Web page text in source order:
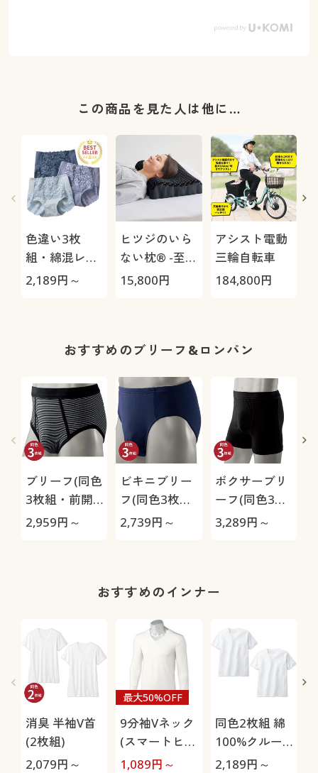
この商品を見た人は他に…
色違い3枚
組・綿混レー
シィショーツ
2,189円～
ヒツジのいら
ない枕® -至
極-
15,800円
アシスト電動
三輪自転車
184,800円
おすすめのブリーフ&ロンパン
ブリーフ(同色
3枚組・前開
き)(抗菌防臭)
2,959円～
ビキニブリー
フ(同色3枚
組・前とじ)
2,739円～
ボクサーブリ
ーフ(同色3枚
組・前開き)
3,289円～
おすすめのインナー
消臭 半袖V首
(2枚組)
2,079円～
9分袖Vネック
(スマートヒー
ト®)
最大50%OFF
1,089円～
同色2枚組 綿
100%クルー
ネックTシャ
2,189円～